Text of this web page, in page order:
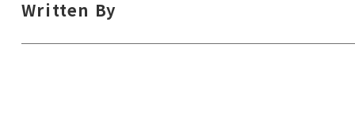
Written By